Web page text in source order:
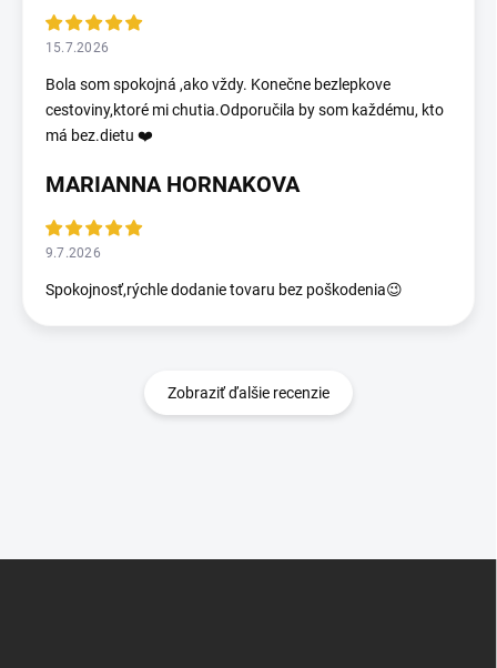
15.7.2026
Bola som spokojná ,ako vždy. Konečne bezlepkove
cestoviny,ktoré mi chutia.Odporučila by som každému, kto
má bez.dietu ❤️
MARIANNA HORNAKOVA
9.7.2026
Spokojnosť,rýchle dodanie tovaru bez poškodenia😉
Zobraziť ďalšie recenzie